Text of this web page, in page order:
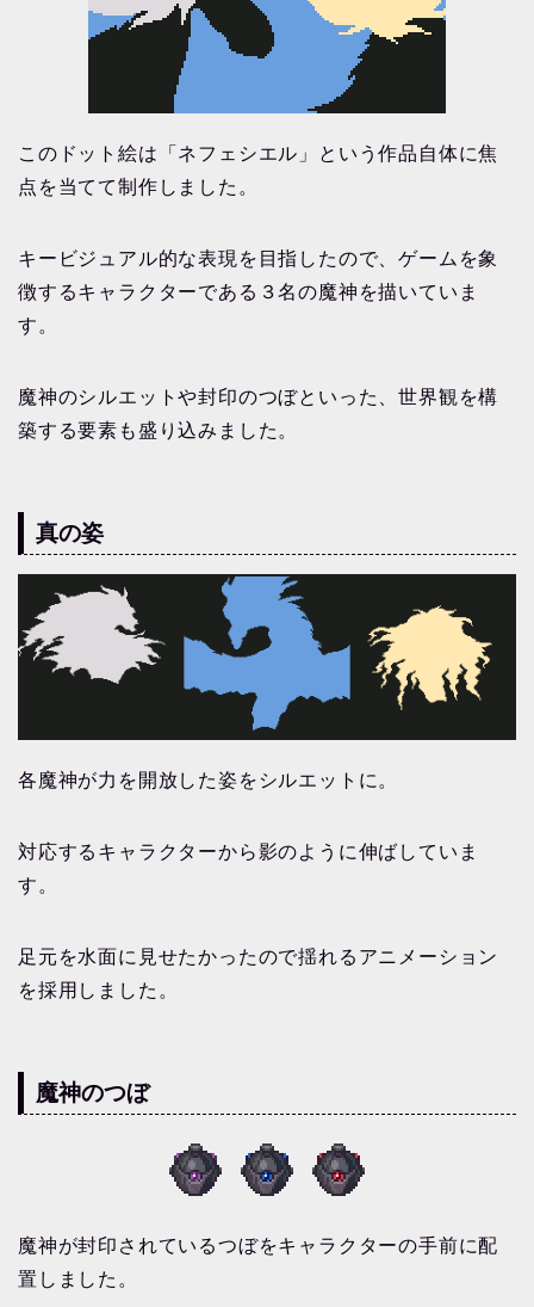
このドット絵は「ネフェシエル」という作品自体に焦
点を当てて制作しました。
キービジュアル的な表現を目指したので、ゲームを象
徴するキャラクターである３名の魔神を描いていま
す。
魔神のシルエットや封印のつぼといった、世界観を構
築する要素も盛り込みました。
真の姿
各魔神が力を開放した姿をシルエットに。
対応するキャラクターから影のように伸ばしていま
す。
足元を水面に見せたかったので揺れるアニメーション
を採用しました。
魔神のつぼ
魔神が封印されているつぼをキャラクターの手前に配
置しました。